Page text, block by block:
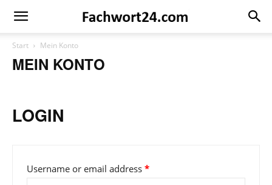
Fachwort24
ShopStart Mein Konto
MEIN KONTO
LOGIN
Username or email address *